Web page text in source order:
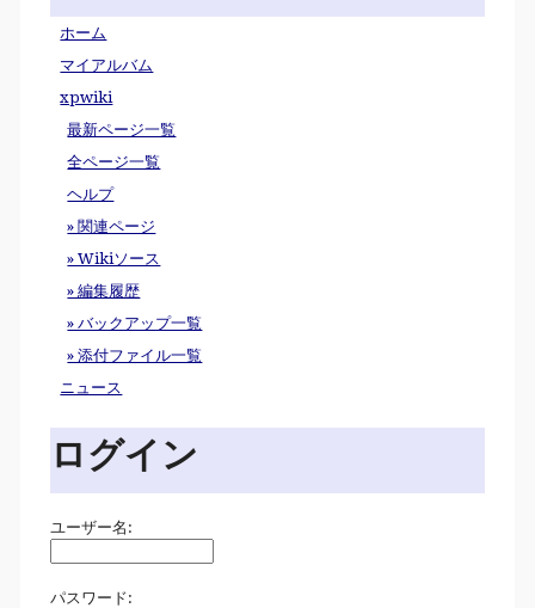
ホーム
マイアルバム
xpwiki
最新ページ一覧
全ページ一覧
ヘルプ
» 関連ページ
» Wikiソース
» 編集履歴
» バックアップ一覧
» 添付ファイル一覧
ニュース
ログイン
ユーザー名:
パスワード: